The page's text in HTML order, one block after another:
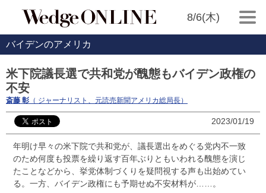
8/6(木)
バイデンのアメリカ
米下院議長選で共和党が醜態もバイデン政権の
不安
斎藤 彰 （ ジャーナリスト、元読売新聞アメリカ総局長）
2023/01/19
年明け早々の米下院で共和党が、議長選出をめぐる党内不一致
のため何度も投票を繰り返す百年ぶりともいわれる醜態を演じ
たことなどから、挙党体制づくりを疑問視する声も出始めてい
る。一方、バイデン政権にも予期せぬ不安材料が……。